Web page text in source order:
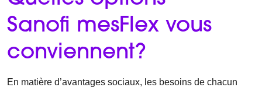
Sanofi mesFlex vous
conviennent?
En matière d’avantages sociaux, les besoins de chacun